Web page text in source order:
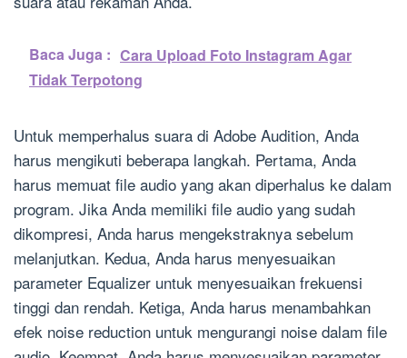
Baca Juga : Cara Upload Foto Instagram Agar
Tidak Terpotong
Untuk memperhalus suara di Adobe Audition, Anda
harus mengikuti beberapa langkah. Pertama, Anda
harus memuat file audio yang akan diperhalus ke dalam
program. Jika Anda memiliki file audio yang sudah
dikompresi, Anda harus mengekstraknya sebelum
melanjutkan. Kedua, Anda harus menyesuaikan
parameter Equalizer untuk menyesuaikan frekuensi
tinggi dan rendah. Ketiga, Anda harus menambahkan
efek noise reduction untuk mengurangi noise dalam file